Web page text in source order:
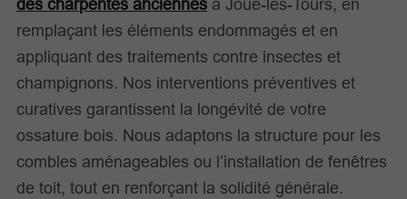
des charpentes anciennes à Joué-lès-Tours, en
remplaçant les éléments endommagés et en
appliquant des traitements contre insectes et
champignons. Nos interventions préventives et
curatives garantissent la longévité de votre
ossature bois. Nous adaptons la structure pour les
combles aménageables ou l’installation de fenêtres
de toit, tout en renforçant la solidité générale.